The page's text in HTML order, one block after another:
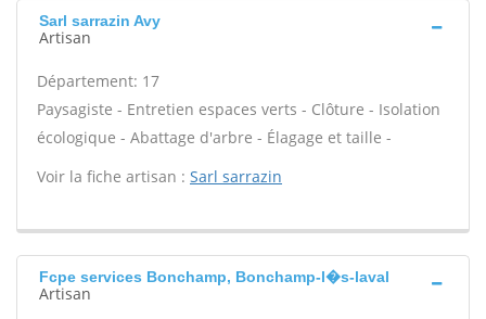
Sarl sarrazin Avy
Artisan
Département: 17
Paysagiste - Entretien espaces verts - Clôture - Isolation
écologique - Abattage d'arbre - Élagage et taille -
Voir la fiche artisan : Sarl sarrazin
Fcpe services Bonchamp, Bonchamp-l�s-laval
Artisan